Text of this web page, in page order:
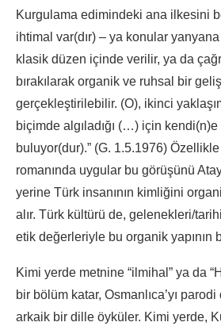
Kurgulama edimindeki ana ilkesini
ihtimal var(dır) – ya konular
klasik düzen içinde verilir, ya da
bırakılarak organik ve ruhsal bir
gerçekleştirilebilir. (O), ikinci
biçimde algıladığı (…) için
buluyor(dur).” (G. 1.5.1976)
romanında uygular bu görüşünü
yerine Türk insanının kimliğini
alır. Türk kültürü de, gelenekleri/
etik değerleriyle bu organik yapının
Kimi yerde metnine “ilmihal” ya da
bir bölüm katar, Osmanlıca’yı
arkaik bir dille öyküler. Kimi yerde,